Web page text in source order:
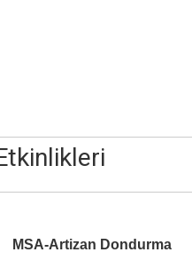
MSA-Artizan Dondurma